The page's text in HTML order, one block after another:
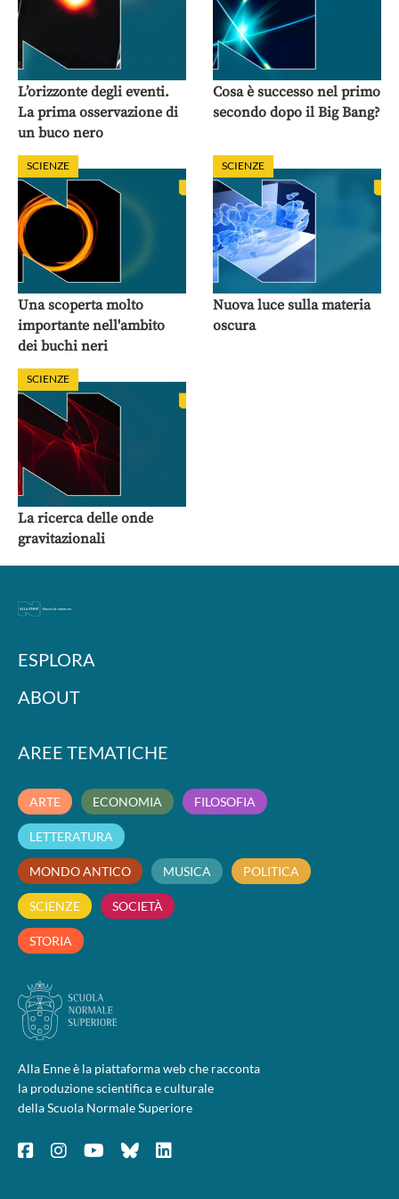
L’orizzonte degli eventi.
La prima osservazione di
un buco nero
Cosa è successo nel primo
secondo dopo il Big Bang?
SCIENZE
Una scoperta molto
importante nell'ambito
dei buchi neri
SCIENZE
Nuova luce sulla materia
oscura
SCIENZE
La ricerca delle onde
gravitazionali
ESPLORA
ABOUT
AREE TEMATICHE
ARTE ECONOMIA FILOSOFIA
LETTERATURA
MONDO ANTICO MUSICA POLITICA
SCIENZE SOCIETÀ
STORIA
Alla Enne è la piattaforma web che racconta
la produzione scientifica e culturale
della Scuola Normale Superiore